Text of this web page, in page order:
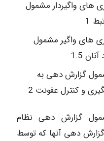
های واگیردار مشمول
1
های واگیر مشمول
1.5
گزارش دهی به
و کنترل عفونت 2
گزارش دهی نظام
دهی آنها که توسط